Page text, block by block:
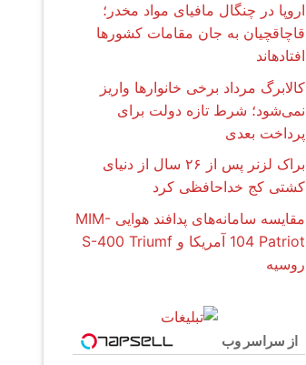
اروپا در چنگال مافیای مواد مخدر؛
قاچاقچیان به جان مقامات کشورها
افتادهاند
کالابرگ مرداد برخی خانوارها واریز
نمی‌شود؛ شرط تازه دولت برای
پرداخت بعدی
براک لزنر پس از ۲۶ سال از دنیای
کشتی کج خداحافظی کرد
مقایسه سامانه‌های پدافند هوایی MIM-
104 Patriot آمریکا و S-400 Triumf
روسیه
از سراسر وب